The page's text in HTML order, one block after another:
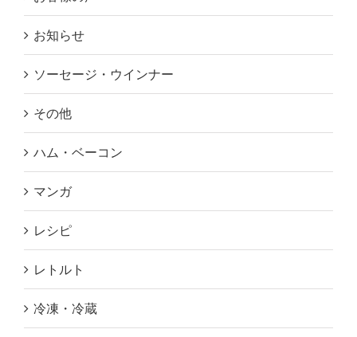
お知らせ
ソーセージ・ウインナー
その他
ハム・ベーコン
マンガ
レシピ
レトルト
冷凍・冷蔵